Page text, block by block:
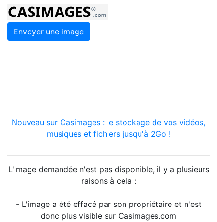
Envoyer une image
Nouveau sur Casimages : le stockage de vos vidéos,
musiques et fichiers jusqu'à 2Go !
L'image demandée n'est pas disponible, il y a plusieurs
raisons à cela :
- L'image a été effacé par son propriétaire et n'est
donc plus visible sur Casimages.com